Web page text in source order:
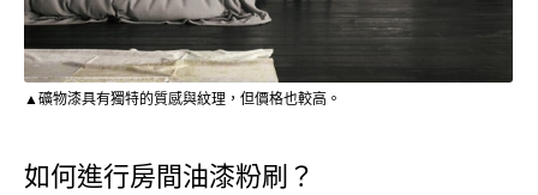
▲礦物漆具有獨特的質感與紋理，但價格也較高。
如何進行房間油漆粉刷？